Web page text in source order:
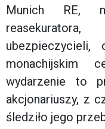
Munich RE,
monachijskim
wydarzenie to
akcjonariuszy, z
śledziło jego